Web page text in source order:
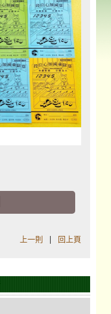
上一則 | 回上頁